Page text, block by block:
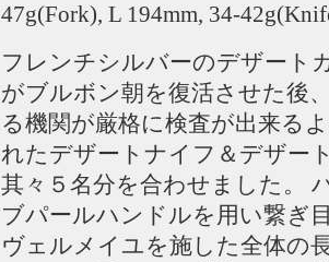
47g(Fork), L 194mm, 34-
フレンチシルバーのデザート
がブルボン朝を復活させた後
る機関が厳格に検査が出来る
れたデザートナイフ＆デザー
其々５名分を合わせました。
ブパールハンドルを用い繋ぎ
ヴェルメイユを施した全体の